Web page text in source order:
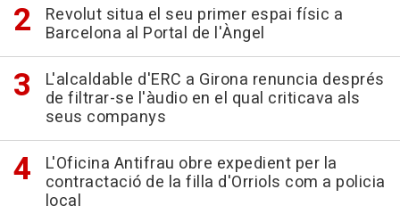
Revolut situa el seu primer espai físic a
Barcelona al Portal de l'Àngel
L'alcaldable d'ERC a Girona renuncia després
de filtrar-se l'àudio en el qual criticava als
seus companys
L'Oficina Antifrau obre expedient per la
contractació de la filla d'Orriols com a policia
local